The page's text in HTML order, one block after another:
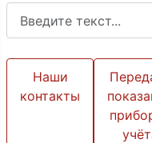
Наши
контакты